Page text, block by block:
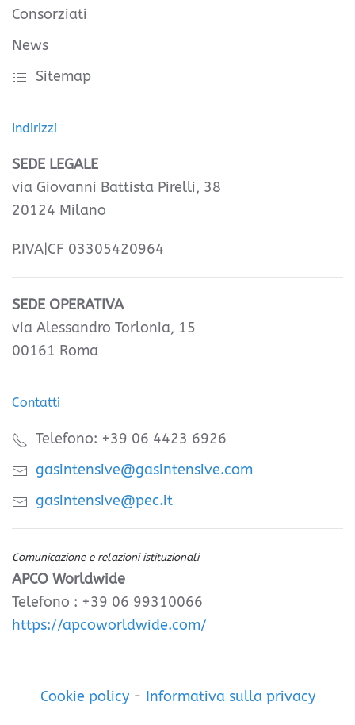
Consorziati
News
Sitemap
Indirizzi
SEDE LEGALE
via Giovanni Battista Pirelli, 38
20124 Milano
P.IVA|CF 03305420964
SEDE OPERATIVA
via Alessandro Torlonia, 15
00161 Roma
Contatti
Telefono: +39 06 4423 6926
gasintensive@gasintensive.com
gasintensive@pec.it
Comunicazione e relazioni istituzionali
APCO Worldwide
Telefono : +39 06 99310066
https://apcoworldwide.com/
Cookie policy- Informativa sulla privacy